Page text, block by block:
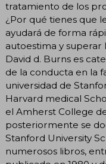
tratamiento de los
¿Por qué tienes que
ayudará de forma
autoestima y superar
David d. Burns es
de la conducta en la
universidad de
Harvard medical
el Amherst College
posteriormente se
Stanford University
numerosos libros,